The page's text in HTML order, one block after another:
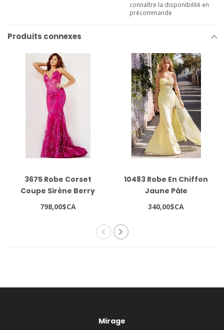
connaître la disponibilité en
précommande
Produits connexes
3675 Robe Corset
Coupe Sirène Berry
798,00$CA
10483 Robe En Chiffon
Jaune Pâle
340,00$CA
Mirage